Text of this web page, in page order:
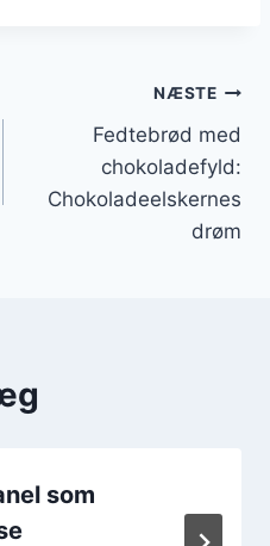
NÆSTE
Fedtebrød med
chokoladefyld:
Chokoladeelskernes
drøm
som